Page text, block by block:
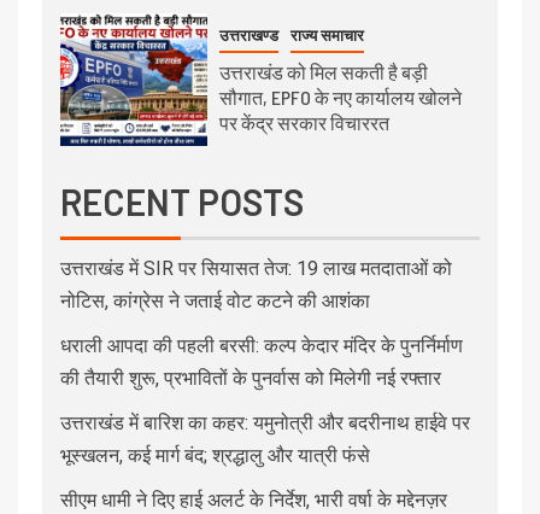
उत्तराखण्ड राज्य समाचार
उत्तराखंड को मिल सकती है बड़ी
सौगात, EPFO के नए कार्यालय खोलने
पर केंद्र सरकार विचाररत
RECENT POSTS
उत्तराखंड में SIR पर सियासत तेज: 19 लाख मतदाताओं को
नोटिस, कांग्रेस ने जताई वोट कटने की आशंका
धराली आपदा की पहली बरसी: कल्प केदार मंदिर के पुनर्निर्माण
की तैयारी शुरू, प्रभावितों के पुनर्वास को मिलेगी नई रफ्तार
उत्तराखंड में बारिश का कहर: यमुनोत्री और बदरीनाथ हाईवे पर
भूस्खलन, कई मार्ग बंद; श्रद्धालु और यात्री फंसे
सीएम धामी ने दिए हाई अलर्ट के निर्देश, भारी वर्षा के मद्देनज़र